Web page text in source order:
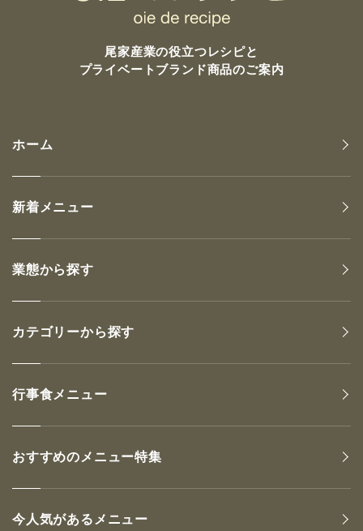
尾家産業の役立つレシピと
プライベートブランド商品のご案内
ホーム
新着メニュー
業態から探す
カテゴリーから探す
行事食メニュー
おすすめのメニュー特集
今人気があるメニュー